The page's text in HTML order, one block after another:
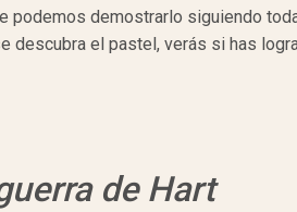
podemos demostrarlo siguiendo
descubra el pastel, verás si has
de Hart